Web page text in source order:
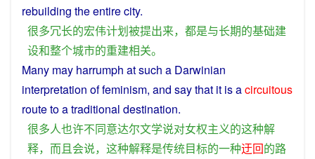
rebuilding theentirecity.
很多冗长的宏伟计划被提出来， 都是与长期的基础建
设和整个城市的重建相关。
Many may harrumph atsuch a Darwinian
interpretation offeminism, and saythat it isacircuitous
routetoatraditional destination.
很多人也许不同意达尔文学说对女权主义的这种解
释， 而且会说， 这种解释是传统目标的一种迂回的路